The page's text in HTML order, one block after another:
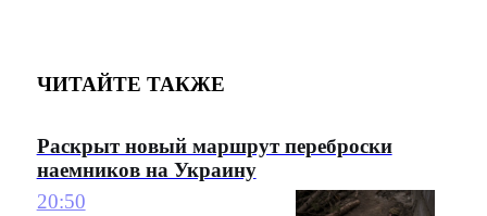
ЧИТАЙТЕ ТАКЖЕ
Раскрыт новый маршрут переброски
наемников на Украину
20:50